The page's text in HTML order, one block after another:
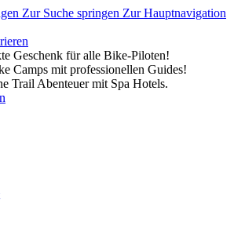
Zur Suche springen Zur Hauptnavigation
Geschenk für alle Bike-Piloten!
Camps mit professionellen Guides!
Trail Abenteuer mit Spa Hotels.